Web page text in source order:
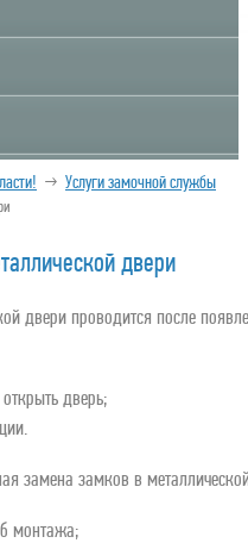
→ Услуги замочной службы
двери
двери проводится после
дверь;
замена замков в
монтажа;